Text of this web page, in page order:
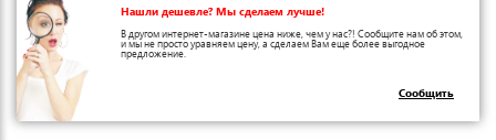
Нашли дешевле? Мы сделаем лучше!
В другом интернет-магазине цена ниже, чем у нас?! Сообщите нам об этом,
и мы не просто уравняем цену, а сделаем Вам еще более выгодное
предложение.
Сообщить